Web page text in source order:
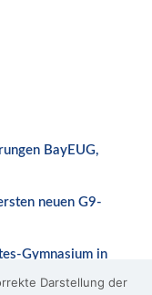
BayEUG,
neuen G9-
Gymnasium in
Darstellung der